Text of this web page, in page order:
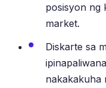
posisyon ng
market.
Diskarte sa
nakakakuha